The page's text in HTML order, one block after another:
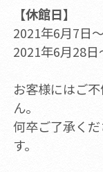
【休館日】
2021年6月7日
2021年6月28日
お客様にはご
ん。
何卒ご了承く
す。